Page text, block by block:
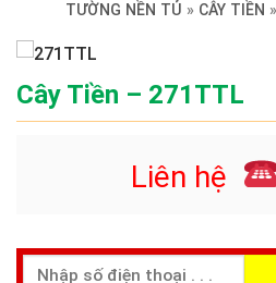
TƯỜNG NỀN TỦ » CÂY TIỀN »
Cây Tiền – 271TTL
Liên hệ